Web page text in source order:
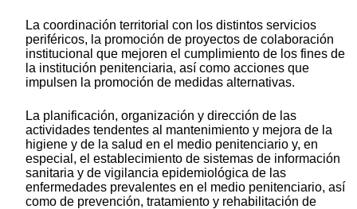
La coordinación territorial con los distintos servicios
periféricos, la promoción de proyectos de colaboración
institucional que mejoren el cumplimiento de los fines de
la institución penitenciaria, así como acciones que
impulsen la promoción de medidas alternativas.
La planificación, organización y dirección de las
actividades tendentes al mantenimiento y mejora de la
higiene y de la salud en el medio penitenciario y, en
especial, el establecimiento de sistemas de información
sanitaria y de vigilancia epidemiológica de las
enfermedades prevalentes en el medio penitenciario, así
como de prevención, tratamiento y rehabilitación de